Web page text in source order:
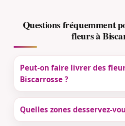
Questions fréquemment
fleurs à
Peut-on faire livrer des
Biscarrosse ?
Quelles zones desservez-